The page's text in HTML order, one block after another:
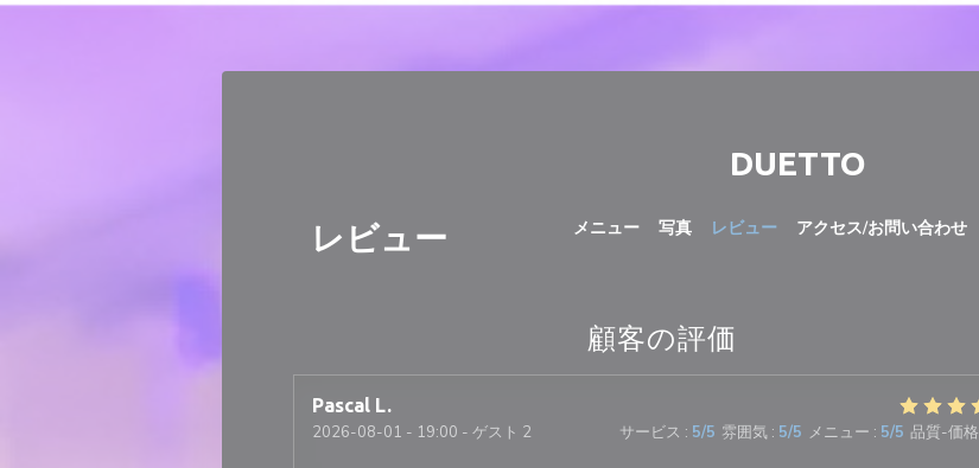
クッキー利用の管理について
DUETTO
メニュー 写真 レビュー アクセス/お問い合わせ
レビュー
顧客の評価
Pascal L
2026-08-01 - 19:00 - ゲスト 2 サービス : 5/5 雰囲気: 5/5 メニュー : 5/5 品質-価格